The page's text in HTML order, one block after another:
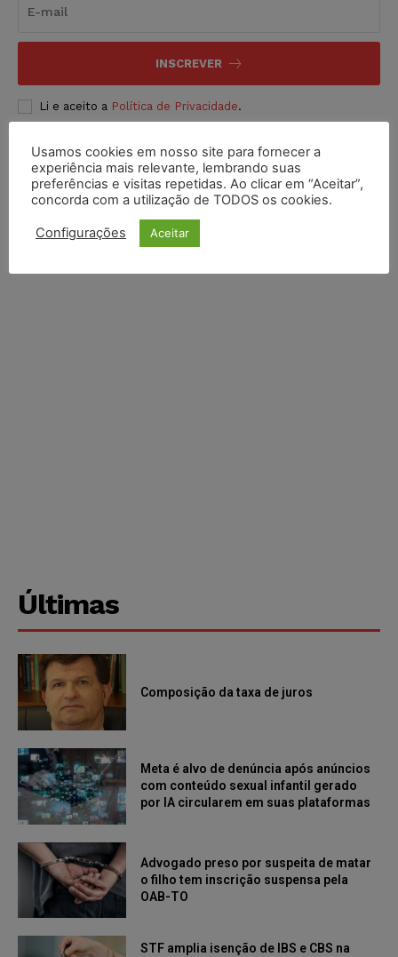
INSCREVER
Li e aceito a Política de Privacidade.
Últimas
Composição da taxa de juros
Meta é alvo de denúncia após anúncios
com conteúdo sexual infantil gerado
por IA circularem em suas plataformas
Advogado preso por suspeita de matar
o filho tem inscrição suspensa pela
OAB-TO
STF amplia isenção de IBS e CBS na
Usamos cookies em nosso site para fornecer a
experiência mais relevante, lembrando suas
preferências e visitas repetidas. Ao clicar em “Aceitar”,
concorda com a utilização de TODOS os cookies.
Configurações Aceitar